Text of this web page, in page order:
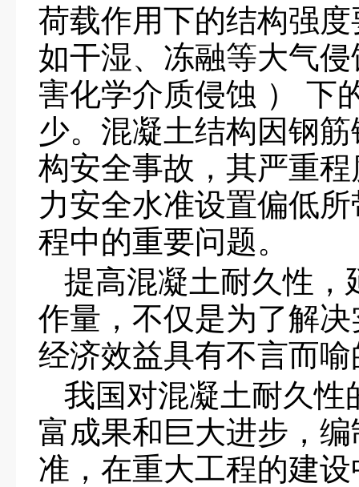
荷载作用下的结构强
如干湿、冻融等大气
害化学介质侵蚀 ） 下
少。混凝土结构因钢
构安全事故，其严重
力安全水准设置偏低
程中的重要问题。
提高混凝土耐久性，
作量，不仅是为了解
经济效益具有不言而
我国对混凝土耐久性
富成果和巨大进步，
准，在重大工程的建